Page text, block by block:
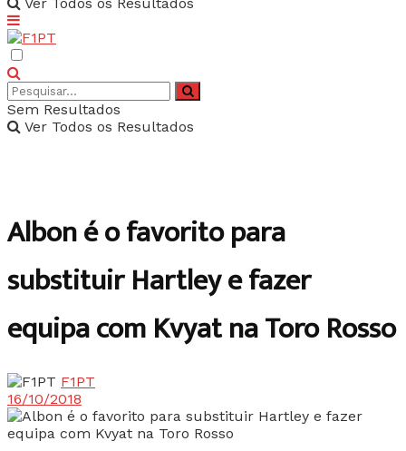
Sem Resultados
Ver Todos os Resultados
Albon é o favorito para
substituir Hartley e fazer
equipa com Kvyat na Toro Rosso
F1PT
16/10/2018